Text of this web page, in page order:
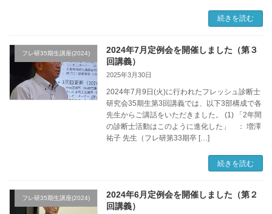
続きを読む
フレ研35期生講座(2024)
2024年7月定例会を開催しました（第３
回講義）
2025年3月30日
2024年7月9日(火)に行われたフレッシュ診断士
研究会35期生第3回講義では、以下3部構成で各
先生からご講話をいただきました。 (1) 「2年間
の診断士活動はこのように進化した」 ： 増澤
祐子 先生（フレ研第33期卒 […]
続きを読む
フレ研35期生講座(2024)
2024年6月定例会を開催しました（第２
回講義）